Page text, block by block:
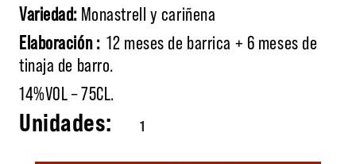
Variedad: Monastrell y cariñena
Elaboración :12 meses de barrica + 6 meses de
tinaja de barro.
14%VOL – 75CL.
Maduresa cantidad